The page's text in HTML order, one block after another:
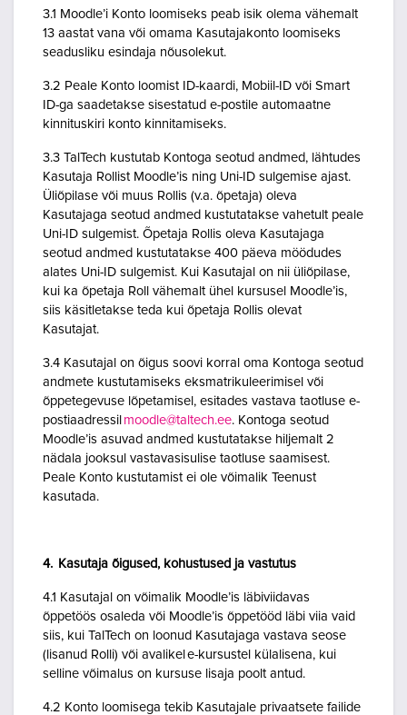
3.1 Moodle’i Konto loomiseks peab isik olema vähemalt
13 aastat vana või omama Kasutajakonto loomiseks
seadusliku esindaja nõusolekut.
3.2 Peale Konto loomist ID-kaardi, Mobiil-ID või Smart
ID-ga saadetakse sisestatud e-postile automaatne
kinnituskiri konto kinnitamiseks.
3.3 TalTech kustutab Kontoga seotud andmed, lähtudes
Kasutaja Rollist Moodle’is ning Uni-ID sulgemise ajast.
Üliõpilase või muus Rollis (v.a. õpetaja) oleva
Kasutajaga seotud andmed kustutatakse vahetult peale
Uni-ID sulgemist. Õpetaja Rollis oleva Kasutajaga
seotud andmed kustutatakse 400 päeva möödudes
alates Uni-ID sulgemist. Kui Kasutajal on nii üliõpilase,
kui ka õpetaja Roll vähemalt ühel kursusel Moodle’is,
siis käsitletakse teda kui õpetaja Rollis olevat
Kasutajat.
3.4 Kasutajal on õigus soovi korral oma Kontoga seotud
andmete kustutamiseks eksmatrikuleerimisel või
õppetegevuse lõpetamisel, esitades vastava taotluse e-
postiaadressil moodle@taltech.ee. Kontoga seotud
Moodle’is asuvad andmed kustutatakse hiljemalt 2
nädala jooksul vastavasisulise taotluse saamisest.
Peale Konto kustutamist ei ole võimalik Teenust
kasutada.
4. Kasutaja õigused, kohustused ja vastutus
4.1 Kasutajal on võimalik Moodle’is läbiviidavas
õppetöös osaleda või Moodle’is õppetööd läbi viia vaid
siis, kui TalTech on loonud Kasutajaga vastava seose
(lisanud Rolli) või avalikel e-kursustel külalisena, kui
selline võimalus on kursuse lisaja poolt antud.
4.2 Konto loomisega tekib Kasutajale privaatsete failide